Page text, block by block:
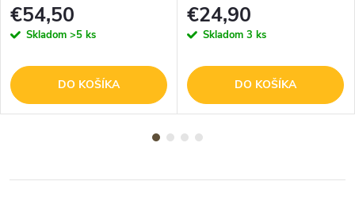
€54,50
Skladom >5 ks
DO KOŠÍKA
€24,90
Skladom 3 ks
DO KOŠÍKA